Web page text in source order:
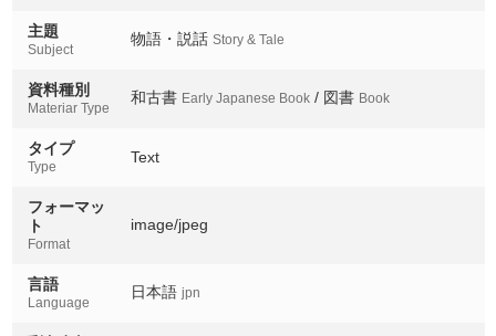
主題
Subject
物語・説話 Story & Tale
資料種別
Materiar Type
和古書 Early Japanese Book/ 図書 Book
タイプ
Type
Text
フォーマッ
ト
Format
image/jpeg
言語
Language
日本語 jpn